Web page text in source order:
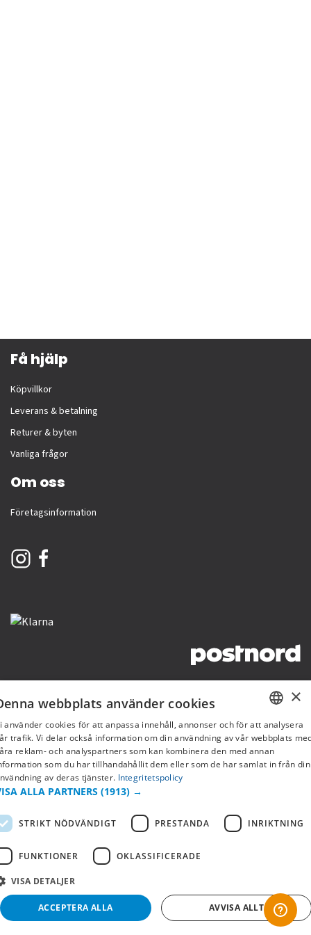
Få hjälp
Köpvillkor
Leverans & betalning
Returer & byten
Vanliga frågor
Om oss
Företagsinformation
SWEDISH
FI
×
webbplats använder cookies
använder cookies för att anpassa innehåll, annonser och för att analysera
trafik. Vi delar också information om din användning av vår webbplats
reklam- och analyspartners som kan kombinera den med annan
som du har tillhandahållit dem eller som de har samlat in från din
av deras tjänster. Integritetspolicy
ALLA PARTNERS (1913) →
STRIKT NÖDVÄNDIGT PRESTANDA INRIKTNING
FUNKTIONER OKLASSIFICERADE
VISA DETALJER
ACCEPTERA ALLA AVVISA ALLT